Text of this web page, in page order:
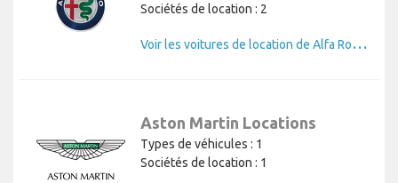
Sociétés de location : 2
V
oir les voitures de location de Alfa Romeo
Aston Martin Locations
Types de véhicules : 1
Sociétés de location : 1